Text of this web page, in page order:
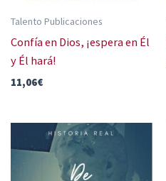
Talento Publicaciones
Confía en Dios, ¡espera en Él
y Él hará!
11,06€